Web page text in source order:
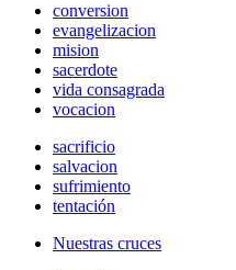
conversion
evangelizacion
mision
sacerdote
vida consagrada
vocacion
sacrificio
salvacion
sufrimiento
tentación
Nuestras cruces